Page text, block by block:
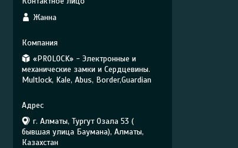
Жанна
«PROLOCK» - Электронные и
механические замки и Сердцевины.
Multlock, Kale, Abus, Border,Guardian
г. Алматы, Тургут Озала 53 (
бывшая улица Баумана), Алматы,
Казахстан